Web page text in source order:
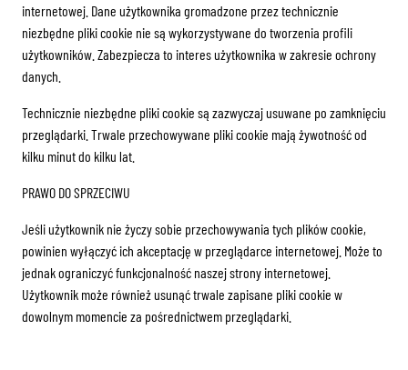
internetowej. Dane użytkownika gromadzone przez technicznie
niezbędne pliki cookie nie są wykorzystywane do tworzenia profili
użytkowników. Zabezpiecza to interes użytkownika w zakresie ochrony
danych.
Technicznie niezbędne pliki cookie są zazwyczaj usuwane po zamknięciu
przeglądarki. Trwale przechowywane pliki cookie mają żywotność od
kilku minut do kilku lat.
PRAWO DO SPRZECIWU
Jeśli użytkownik nie życzy sobie przechowywania tych plików cookie,
powinien wyłączyć ich akceptację w przeglądarce internetowej. Może to
jednak ograniczyć funkcjonalność naszej strony internetowej.
Użytkownik może również usunąć trwale zapisane pliki cookie w
dowolnym momencie za pośrednictwem przeglądarki.